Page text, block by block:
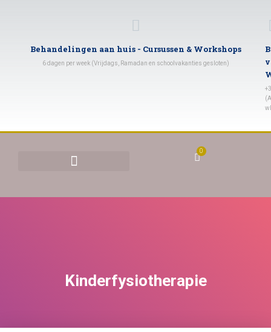
Behandelingen aan huis - Cursussen & Workshops
6 dagen per week (Vrijdags, Ramadan en schoolvakanties gesloten)
0
Kinderfysiotherapie